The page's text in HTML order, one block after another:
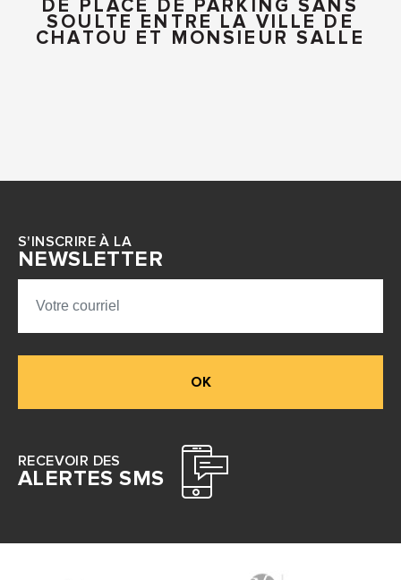
DE PLACE DE PARKING SANS
SOULTE ENTRE LA VILLE DE
CHATOU ET MONSIEUR SALLE
S'INSCRIRE À LA
NEWSLETTER
OK
RECEVOIR DES
ALERTES SMS